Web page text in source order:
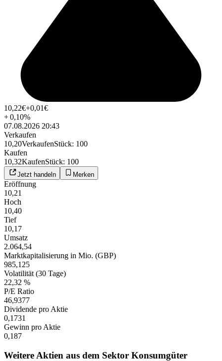
10,22€+0,01€
+0,10%
07.08.2026 20:43
Verkaufen
10,20VerkaufenStück: 100
Kaufen
10,32KaufenStück: 100
Jetzt handeln Merken
Eröffnung
10,21
Hoch
10,40
Tief
10,17
Umsatz
2.064,54
Marktkapitalisierung in Mio. (GBP)
985,125
Volatilität (30 Tage)
22,32 %
P/E Ratio
46,9377
Dividende pro Aktie
0,1731
Gewinn pro Aktie
0,187
Weitere Aktien aus dem Sektor Konsumgüter